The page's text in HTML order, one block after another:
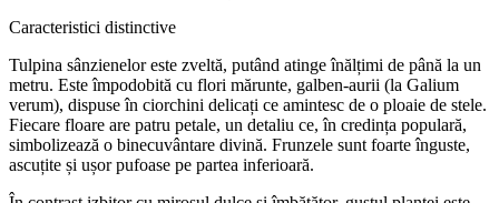
Caracteristici distinctive
Tulpina sânzienelor este zveltă, putând atinge înălțimi de până la un
metru. Este împodobită cu flori mărunte, galben-aurii (la Galium
verum), dispuse în ciorchini delicați ce amintesc de o ploaie de stele.
Fiecare floare are patru petale, un detaliu ce, în credința populară,
simbolizează o binecuvântare divină. Frunzele sunt foarte înguste,
ascuțite și ușor pufoase pe partea inferioară.